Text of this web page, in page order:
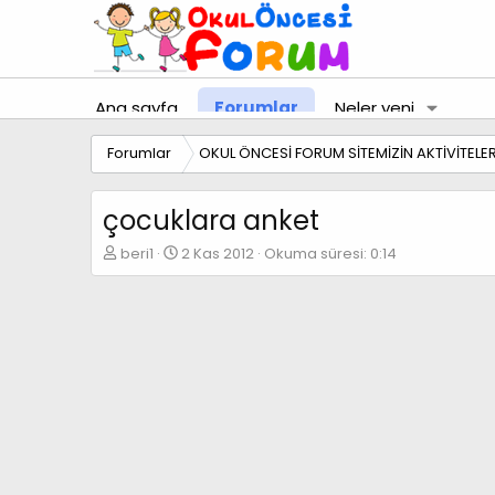
Ana sayfa Forumlar Neler yeni
Forumlar OKUL ÖNCESİ FORUM SİTEMİZİN
çocuklara anket
K
o
beri1
B
a
2 Kas 2012 Okuma süresi: 0:14